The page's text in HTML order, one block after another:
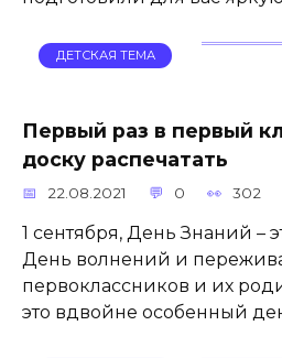
ДЕТСКАЯ ТЕМА
Первый раз в первый
доску распечатать
22.08.2021 0 302
1 сентября, День Знаний –
День волнений и
первоклассников и их
это вдвойне особенный